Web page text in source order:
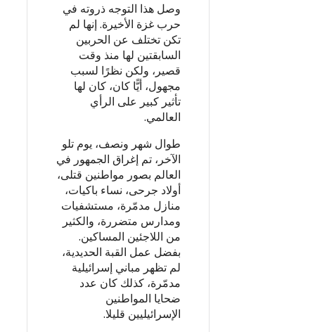
وصل هذا التوجه ذروته في
حرب غزة الأخيرة. إنها لم
تكن تختلف عن الحربين
السابقتين لها منذ وقت
قصير، ولكن نظرًا لسبب
مجهول، أيًّا كان، كان لها
تأثير كبير على الرأي
العالمي.
طوال شهر ونصف، يوم تلو
الآخر، تم إغراق الجمهور في
العالم بصور مواطنين قتلى،
أولاد جرحى، نساء باكيات،
منازل مدمّرة، مستشفيات
ومدارس متضررة، والكثير
من اللاجئين المساكين.
بفضل عمل القبة الحديدية،
لم تظهر مباني إسرائيلية
مدمّرة، كذلك كان عدد
ضحايا المواطنين
الإسرائيليين قليلا.